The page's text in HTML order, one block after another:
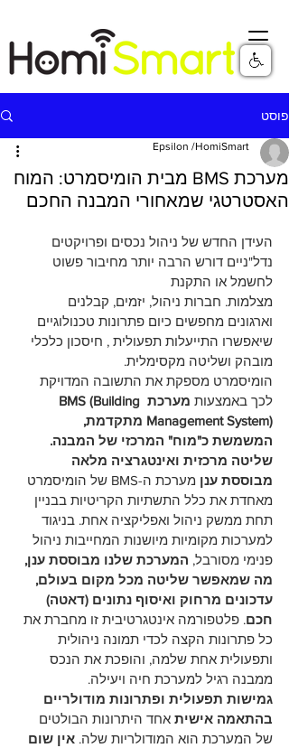
פוסט
מערכת BMS מבית הומיסמרט: המוח
האסטרטגי שמאחורי המבנה החכם
Epsilon /HomiSmart
העידן החדש של ניהול נכסים ופרויקטים
נדל"ניים דורש הרבה יותר מחיבור פשוט
לחשמל או התקנת
מצלמות. חברות ניהול, יזמים, קבלנים
וארגונים מחפשים כיום פתרונות טכנולוגיים
שיאפשרו התייעלות תפעולית , חיסכון כלכלי
מובהק ושליטה מקסימלית.
הומיסמרט מספקת את התשובה המדויקת
לכך באמצעות
מערכת BMS (Building
Management System) מתקדמת,
המשמשת כ"מוח" המרכזי של המבנה.
שליטה מרכזית ואינטגרציה מלאה
מבוססת ענן
מערכת ה-BMS של הומיסמרט
מאחדת את כלל התשתיות הקריטיות בבניין
תחת ממשק ניהול ואפליקציה אחת. בניגוד
למערכות מקומיות מיושנות המחייבות ניהול
פנימי מסורבל, המערכת שלנו מבוססת ענן,
מה שמאפשר שליטה מכל מקום בעולם,
עדכונים מרחוק ואיסוף נתונים (דאטה)
חכם. פלטפורמה אינטגרטיבית זו מחברת את
כל פתרונות הקצה לכדי תמונה ניהולית
ותפעולית אחת שלמה, והופכת את הנכס
ממבנה רגיל למערכת חיה ויעילה.
גמישות תפעולית ופתרונות מודולריים
בהתאמה אישית אחד היתרונות הבולטים
של המערכת הוא המודולריות שלה. אין שום